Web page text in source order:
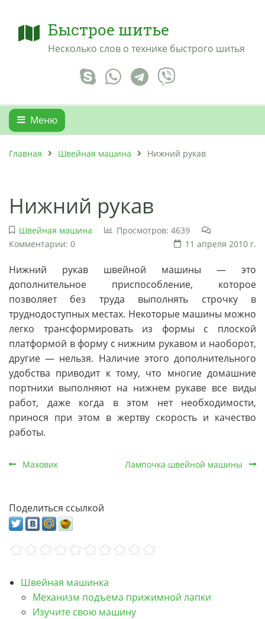
Быстрое шитье
Несколько слов о технике быстрого шитья
Меню
Главная Швейная машина Нижний рукав
Нижний рукав
Швейная машина
Просмотров: 4639
Комментарии: 0
11 апреля 2010 г.
Нижний рукав швейной машины — это
дополнительное приспособление, которое
позволяет без труда выполнять строчку в
труднодоступных местах. Некоторые машины можно
легко трансформировать из формы с плоской
платформой в форму с нижним рукавом и наоборот,
другие — нельзя. Наличие этого дополнительного
удобства приводит к тому, что многие домашние
портнихи выполняют на нижнем рукаве все виды
работ, даже когда в этом нет необходимости,
принося при этом в жертву скорость и качество
работы.
Маховик Лампочка швейной машины
Поделиться ссылкой
Швейная машинка
Механизм подъема прижимной лапки
Изучите свою машину